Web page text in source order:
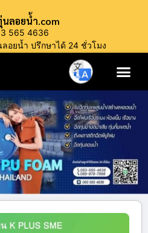
ลอยน้ำ.com
565 4636
อยน้ำ ปรึกษาได้ 24 ชั่วโมง